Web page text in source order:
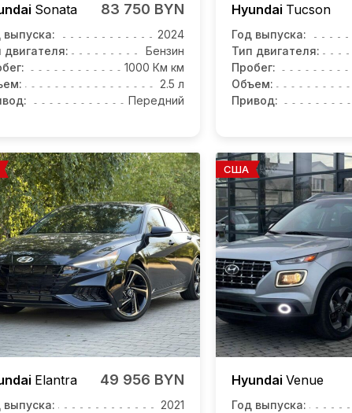
Sonata 83 750 BYN
выпуска:
2024
двигателя:
Бензин
1000 Км км
2.5 л
Передний
Hyundai Tucson
Год выпуска:
Тип двигателя:
Пробег:
Объем:
Привод:
Elantra 49 956 BYN
выпуска:
2021
США
Hyundai Venue
Год выпуска: